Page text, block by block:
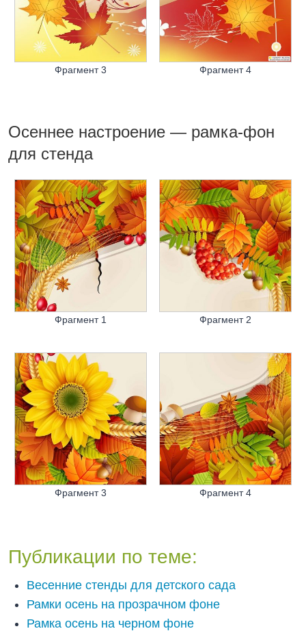
Фрагмент 3 Фрагмент 4
Осеннее настроение — рамка-фон
для стенда
Фрагмент 1 Фрагмент 2
Фрагмент 3 Фрагмент 4
Публикации по теме:
Весенние стенды для детского сада
Рамки осень на прозрачном фоне
Рамка осень на черном фоне